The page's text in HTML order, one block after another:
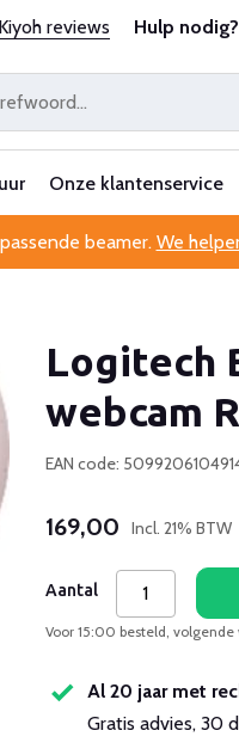
jaar betrouwbaar en
Kiyoh reviews Hulp nodig?
Onze klantenservice
beamer. We
Logitech
webcam
EAN code:
169,00 Incl. 21% BTW
Aantal
Voor 15:00 besteld,
Al 20 jaar met
Gratis advies, 30